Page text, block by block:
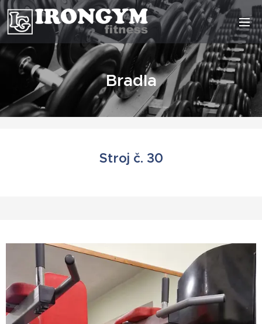
Bradla
Stroj č. 30